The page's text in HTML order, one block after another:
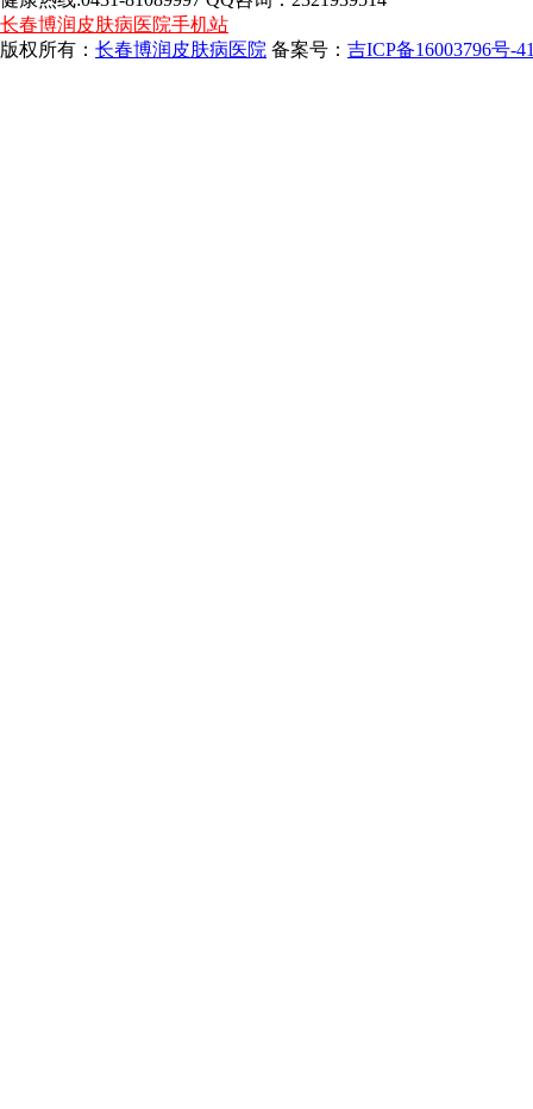
长春博润皮肤病医院手机站
版权所有： 长春博润皮肤病医院 备案号： 吉ICP备16003796号-